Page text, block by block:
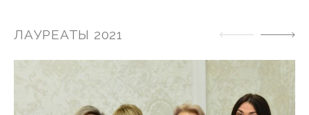
ЛАУРЕАТЫ 2021